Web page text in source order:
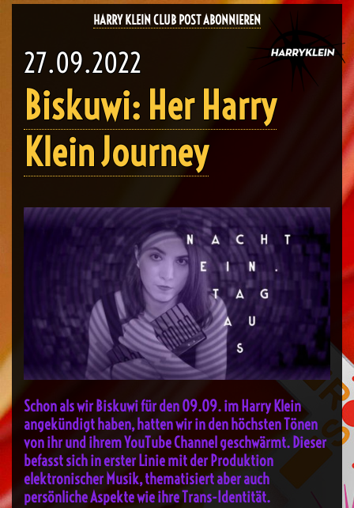
HARRY KLEIN CLUB POST ABONNIEREN
27.09.2022
Biskuwi: Her Harry
Klein Journey
Schon als wir Biskuwi für den 09.09. im Harry Klein
angekündigt haben, hatten wir in den höchsten Tönen
von ihr und ihrem YouTube Channel geschwärmt. Dieser
befasst sich in erster Linie mit der Produktion
elektronischer Musik, thematisiert aber auch
persönliche Aspekte wie ihre Trans-Identität.